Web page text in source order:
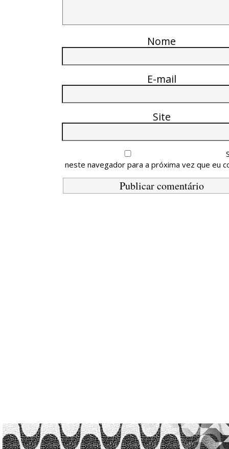
Nome
E-mail
Site
neste navegador para a próxima vez que eu